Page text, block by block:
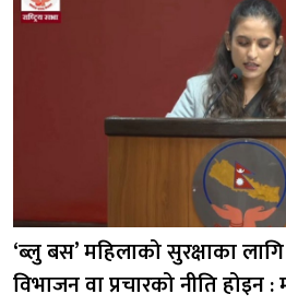
‘ब्लु बस’ महिलाको सुरक्षाका
विभाजन वा प्रचारको नीति होइन :